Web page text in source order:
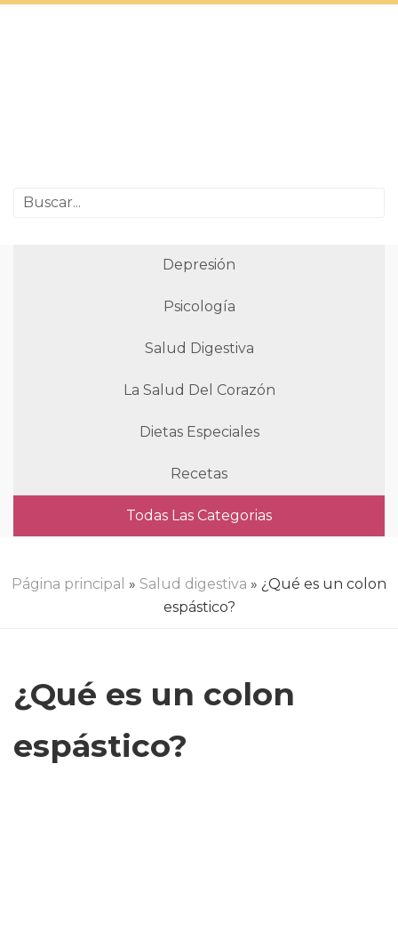
Depresión
Psicología
Salud Digestiva
La Salud Del Corazón
Dietas Especiales
Recetas
Todas Las Categorias
Página principal » Salud digestiva » ¿Qué es un colon
espástico?
¿Qué es un colon
espástico?